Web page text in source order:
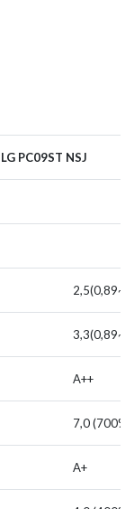
PC09ST NSJ
A++
7,0 (700%)
A+